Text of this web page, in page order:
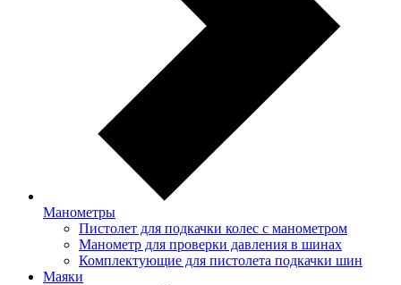
Манометры
Пистолет для подкачки колес с манометром
Манометр для проверки давления в шинах
Комплектующие для пистолета подкачки шин
Маяки